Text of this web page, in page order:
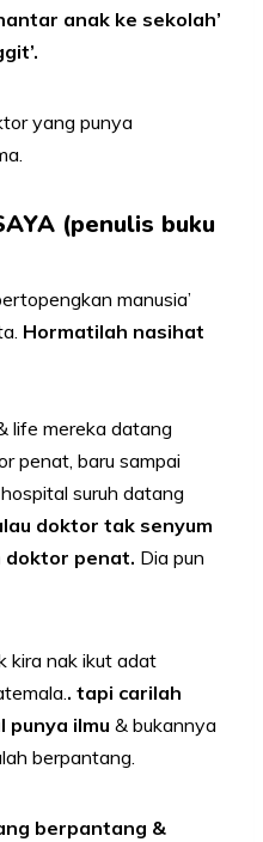
anak ke sekolah’
yang punya
(penulis buku
manusia’
Hormatilah nasihat
life mereka datang
penat, baru sampai
suruh datang
doktor tak senyum
doktor penat. Dia pun
kira nak ikut adat
. tapi carilah
punya ilmu & bukannya
berpantang.
berpantang &